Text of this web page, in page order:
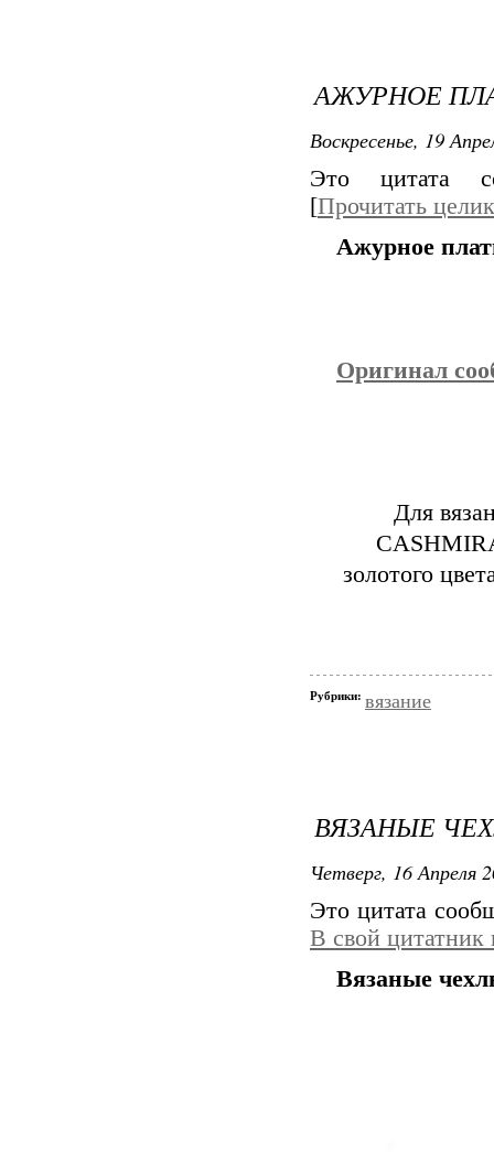
АЖУРНОЕ
Воскресенье, 19
Это цитата
[Прочитать
Ажурное
Оригинал
Для
золотого
Рубрики: вязание
ВЯЗАНЫЕ
Четверг, 16 Апреля
Это цитата
В свой цитатник
Вязаные